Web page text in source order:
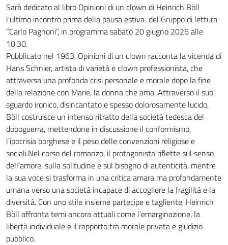
Sarà dedicato al libro Opinioni di un clown di Heinrich Böll
l'ultimo incontro prima della pausa estiva del Gruppo di lettura
“Carlo Pagnoni”, in programma sabato 20 giugno 2026 alle
10:30.
Pubblicato nel 1963, Opinioni di un clown racconta la vicenda di
Hans Schnier, artista di varietà e clown professionista, che
attraversa una profonda crisi personale e morale dopo la fine
della relazione con Marie, la donna che ama. Attraverso il suo
sguardo ironico, disincantato e spesso dolorosamente lucido,
Böll costruisce un intenso ritratto della società tedesca del
dopoguerra, mettendone in discussione il conformismo,
l’ipocrisia borghese e il peso delle convenzioni religiose e
sociali.Nel corso del romanzo, il protagonista riflette sul senso
dell’amore, sulla solitudine e sul bisogno di autenticità, mentre
la sua voce si trasforma in una critica amara ma profondamente
umana verso una società incapace di accogliere la fragilità e la
diversità. Con uno stile insieme partecipe e tagliente, Heinrich
Böll affronta temi ancora attuali come l’emarginazione, la
libertà individuale e il rapporto tra morale privata e giudizio
pubblico.